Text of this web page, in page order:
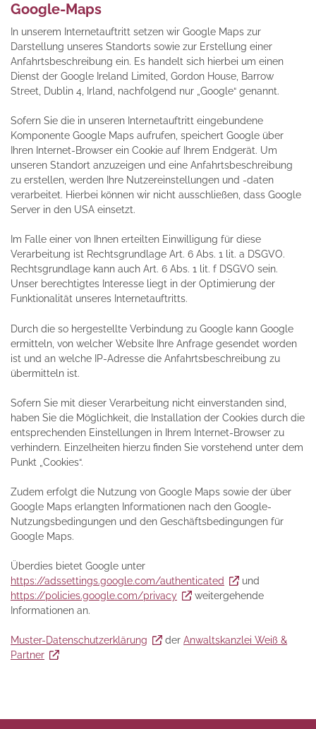
Google-Maps
In unserem Internetauftritt setzen wir Google Maps zur
Darstellung unseres Standorts sowie zur Erstellung einer
Anfahrtsbeschreibung ein. Es handelt sich hierbei um einen
Dienst der Google Ireland Limited, Gordon House, Barrow
Street, Dublin 4, Irland, nachfolgend nur „Google“ genannt.
Sofern Sie die in unseren Internetauftritt eingebundene
Komponente Google Maps aufrufen, speichert Google über
Ihren Internet-Browser ein Cookie auf Ihrem Endgerät. Um
unseren Standort anzuzeigen und eine Anfahrtsbeschreibung
zu erstellen, werden Ihre Nutzereinstellungen und -daten
verarbeitet. Hierbei können wir nicht ausschließen, dass Google
Server in den USA einsetzt.
Im Falle einer von Ihnen erteilten Einwilligung für diese
Verarbeitung ist Rechtsgrundlage Art. 6 Abs. 1 lit. a DSGVO.
Rechtsgrundlage kann auch Art. 6 Abs. 1 lit. f DSGVO sein.
Unser berechtigtes Interesse liegt in der Optimierung der
Funktionalität unseres Internetauftritts.
Durch die so hergestellte Verbindung zu Google kann Google
ermitteln, von welcher Website Ihre Anfrage gesendet worden
ist und an welche IP-Adresse die Anfahrtsbeschreibung zu
übermitteln ist.
Sofern Sie mit dieser Verarbeitung nicht einverstanden sind,
haben Sie die Möglichkeit, die Installation der Cookies durch die
entsprechenden Einstellungen in Ihrem Internet-Browser zu
verhindern. Einzelheiten hierzu finden Sie vorstehend unter dem
Punkt „Cookies“.
Zudem erfolgt die Nutzung von Google Maps sowie der über
Google Maps erlangten Informationen nach den Google-
Nutzungsbedingungen und den Geschäftsbedingungen für
Google Maps.
Überdies bietet Google unter
https://adssettings.google.com/authenticated
und
https://policies.google.com/privacy
weitergehende
Informationen an.
Muster-Datenschutzerklärung derAnwaltskanzlei Weiß &
Partner